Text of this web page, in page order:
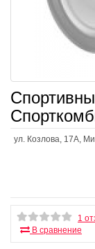
ул. Козлова, 17А,
1
В сравнение